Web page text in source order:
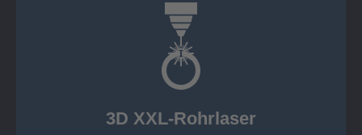
3D XXL-Rohrlaser
Rechteckprofile bis 300 x 300 mm
Wandstärken:
Nichtrostende Stähle 15 mm (oxidfrei)
Aluminium 10 mm (oxidfrei)